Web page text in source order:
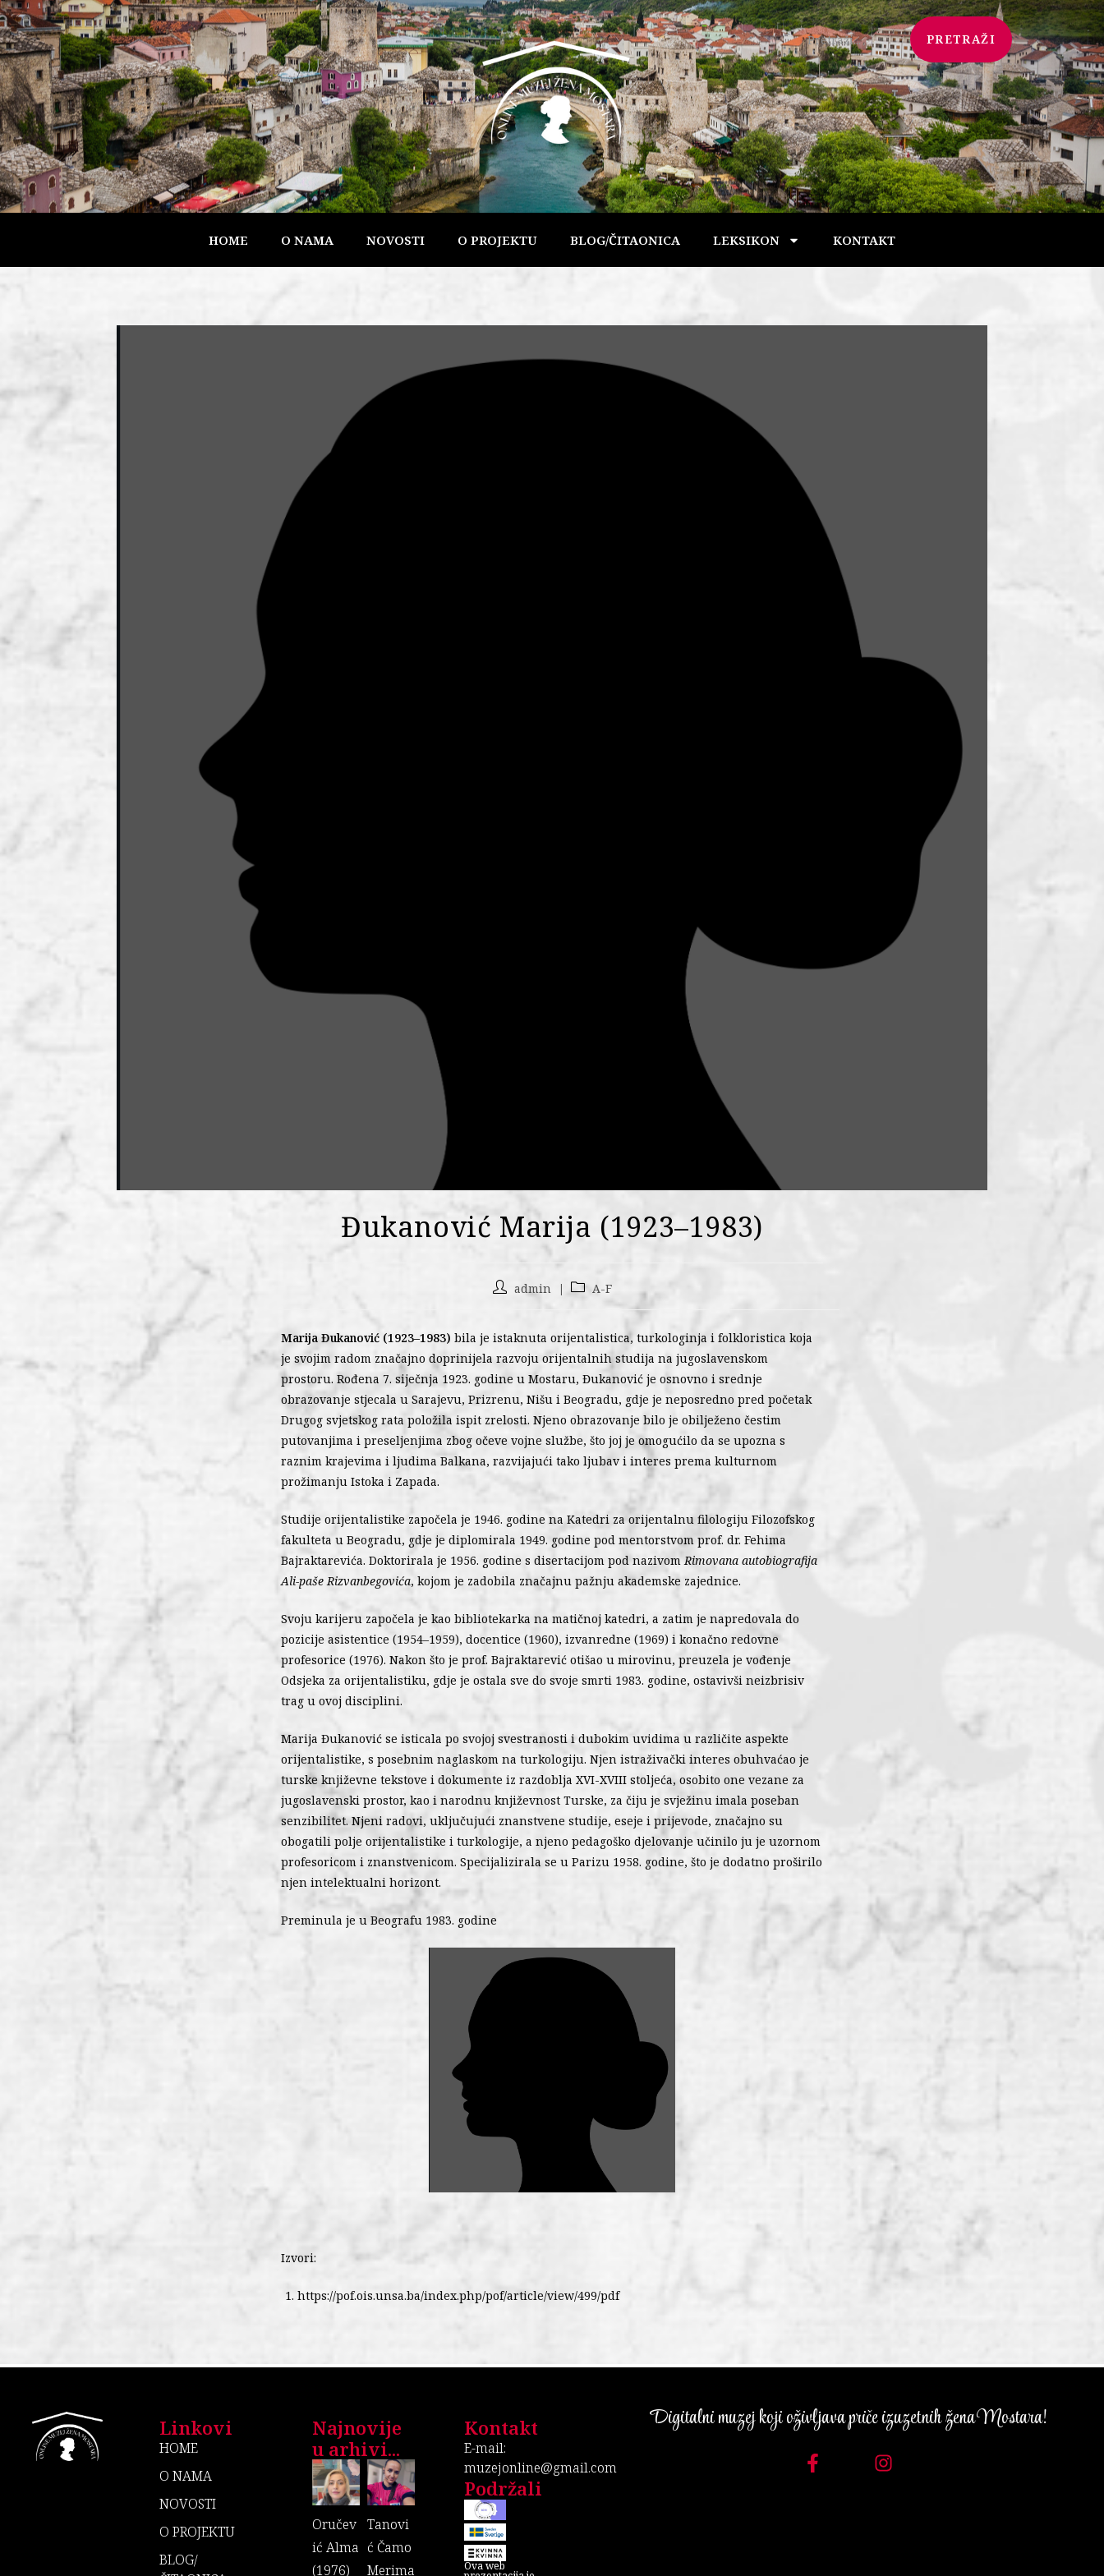
PRETRAŽI
HOME O NAMA NOVOSTI O PROJEKTU BLOG/ČITAONICA LEKSIKON KONTAKT
Đukanović Marija (1923–1983)
admin A-F
Marija Đukanović (1923–1983) bila je istaknuta orijentalistica, turkologinja i folkloristica koja
je svojim radom značajno doprinijela razvoju orijentalnih studija na jugoslavenskom
prostoru. Rođena 7. siječnja 1923. godine u Mostaru, Đukanović je osnovno i srednje
obrazovanje stjecala u Sarajevu, Prizrenu, Nišu i Beogradu, gdje je neposredno pred početak
Drugog svjetskog rata položila ispit zrelosti. Njeno obrazovanje bilo je obilježeno čestim
putovanjima i preseljenjima zbog očeve vojne službe, što joj je omogućilo da se upozna s
raznim krajevima i ljudima Balkana, razvijajući tako ljubav i interes prema kulturnom
prožimanju Istoka i Zapada.
Studije orijentalistike započela je 1946. godine na Katedri za orijentalnu filologiju Filozofskog
fakulteta u Beogradu, gdje je diplomirala 1949. godine pod mentorstvom prof. dr. Fehima
Bajraktarevića. Doktorirala je 1956. godine s disertacijom pod nazivomRimovana autobiografija
Ali-paše Rizvanbegovića, kojom je zadobila značajnu pažnju akademske zajednice.
Svoju karijeru započela je kao bibliotekarka na matičnoj katedri, a zatim je napredovala do
pozicije asistentice (1954–1959), docentice (1960), izvanredne (1969) i konačno redovne
profesorice (1976). Nakon što je prof. Bajraktarević otišao u mirovinu, preuzela je vođenje
Odsjeka za orijentalistiku, gdje je ostala sve do svoje smrti 1983. godine, ostavivši neizbrisiv
trag u ovoj disciplini.
Marija Đukanović se isticala po svojoj svestranosti i dubokim uvidima u različite aspekte
orijentalistike, s posebnim naglaskom na turkologiju. Njen istraživački interes obuhvaćao je
turske književne tekstove i dokumente iz razdoblja XVI-XVIII stoljeća, osobito one vezane za
jugoslavenski prostor, kao i narodnu književnost Turske, za čiju je svježinu imala poseban
senzibilitet. Njeni radovi, uključujući znanstvene studije, eseje i prijevode, značajno su
obogatili polje orijentalistike i turkologije, a njeno pedagoško djelovanje učinilo ju je uzornom
profesoricom i znanstvenicom. Specijalizirala se u Parizu 1958. godine, što je dodatno proširilo
njen intelektualni horizont.
Preminula je u Beografu 1983. godine
Izvori:
https://pof.ois.unsa.ba/index.php/pof/article/view/499/pdf
Linkovi
HOME
O NAMA
NOVOSTI
O PROJEKTU
BLOG/
Najnovije
u arhivi...
Oručev
ić Alma
(1976)
Tanovi
ć Čamo
Merima
Kontakt
E-mail:
muzejonline@gmail.com
Podržali
Ova web
Digitalni muzej koji oživljava priče izuzetnih žena Mostara!